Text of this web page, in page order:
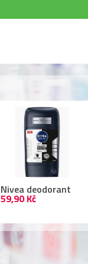
Lactovit Těl.ml.400
ml reg od 109,90
109,90 Kč